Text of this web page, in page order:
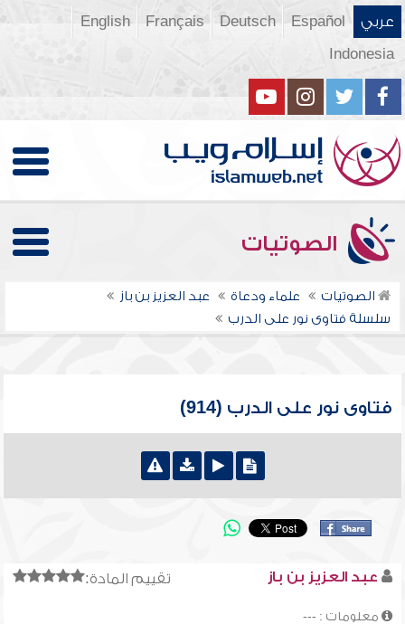
عربي Español
Deutsch
Français
English
Indonesia
الصوتيات
الصوتيات علماء ودعاة
عبد العزيز بن باز
سلسلة فتاوى نور على الدرب
فتاوى نور على الدرب (914)
تقييم المادة: عبد العزيز بن باز
معلومات : ---